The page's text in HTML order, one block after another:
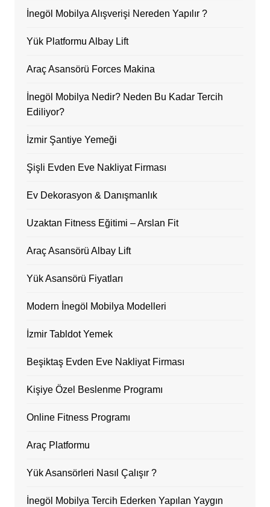
İnegöl Mobilya Alışverişi Nereden Yapılır ?
Yük Platformu Albay Lift
Araç Asansörü Forces Makina
İnegöl Mobilya Nedir? Neden Bu Kadar Tercih
Ediliyor?
İzmir Şantiye Yemeği
Şişli Evden Eve Nakliyat Firması
Ev Dekorasyon & Danışmanlık
Uzaktan Fitness Eğitimi – Arslan Fit
Araç Asansörü Albay Lift
Yük Asansörü Fiyatları
Modern İnegöl Mobilya Modelleri
İzmir Tabldot Yemek
Beşiktaş Evden Eve Nakliyat Firması
Kişiye Özel Beslenme Programı
Online Fitness Programı
Araç Platformu
Yük Asansörleri Nasıl Çalışır ?
İnegöl Mobilya Tercih Ederken Yapılan Yaygın